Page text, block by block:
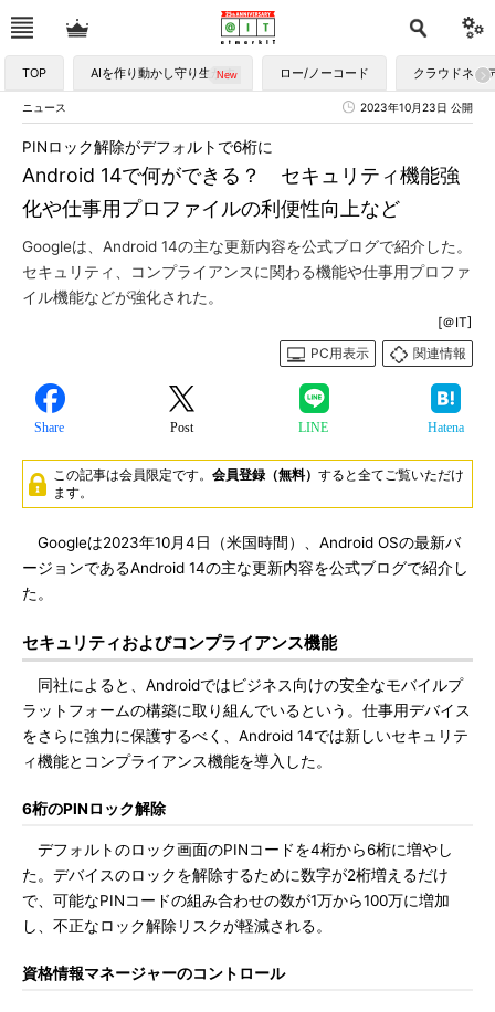
TOP AIを作り動かし守り生かす ロー/ノーコード クラウドネイ
ニュース 2023年10月23日 公開
Android 14で何ができる？ セキュリティ機能強
化や仕事用プロファイルの利便性向上など
PINロック解除がデフォルトで6桁に
Googleは、Android 14の主な更新内容を公式ブログで紹介した。
セキュリティ、コンプライアンスに関わる機能や仕事用プロファ
イル機能などが強化された。
[＠IT]
PC用表示
関連情報
Share Post LINE Hatena
この記事は会員限定です。 会員登録（無料） すると全てご覧いただけ
ます。
Googleは2023年10月4日（米国時間）、Android OSの最新バ
ージョンであるAndroid 14の主な更新内容を公式ブログで紹介し
た。
セキュリティおよびコンプライアンス機能
同社によると、Androidではビジネス向けの安全なモバイルプ
ラットフォームの構築に取り組んでいるという。仕事用デバイス
をさらに強力に保護するべく、Android 14では新しいセキュリテ
ィ機能とコンプライアンス機能を導入した。
6桁のPINロック解除
デフォルトのロック画面のPINコードを4桁から6桁に増やし
た。デバイスのロックを解除するために数字が2桁増えるだけ
で、可能なPINコードの組み合わせの数が1万から100万に増加
し、不正なロック解除リスクが軽減される。
資格情報マネージャーのコントロール